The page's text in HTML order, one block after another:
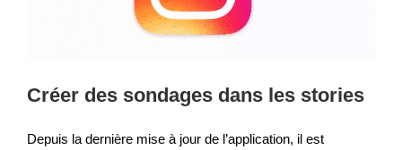
Créer des sondages dans les stories
Depuis la dernière mise à jour de l’application, il est